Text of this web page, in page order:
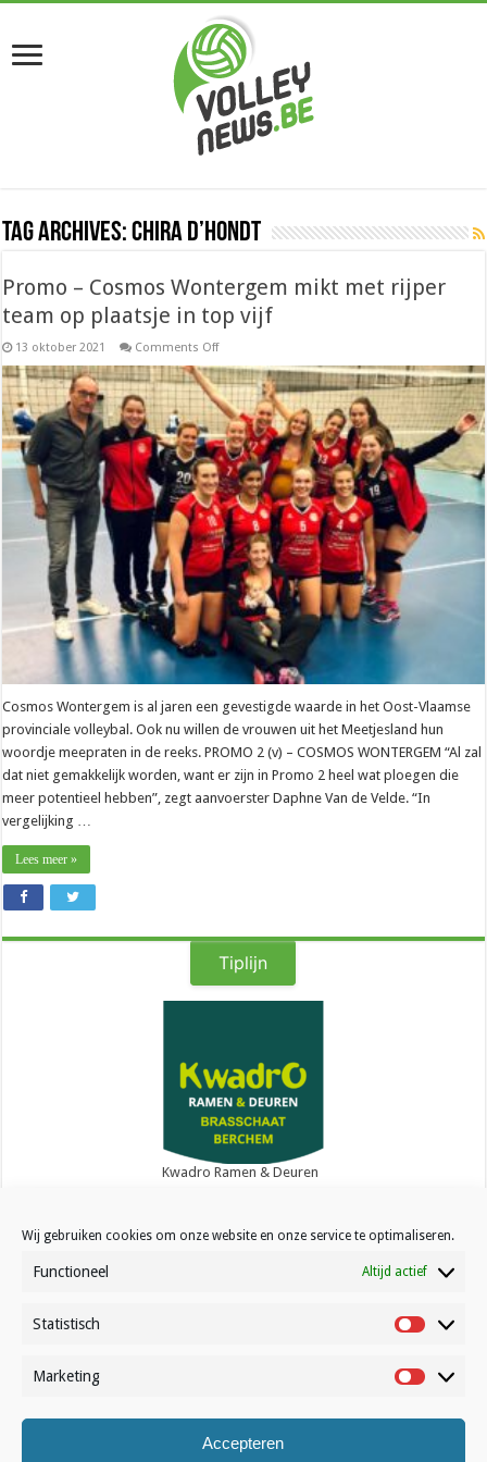
Wij gebruiken cookies om onze website en onze service te optimaliseren.
Functioneel Altijd actief
Statistisch Statistisch
Marketing
Accepteren
Tag Archives:Chira D’hondt
Promo – Cosmos Wontergem mikt met rijper
team op plaatsje in top vijf
13 oktober 2021 Comments Offon
–
Cosmos
Wontergem
mikt
met
rijper
team
op
plaatsje
in
top
vijf
Cosmos Wontergem is al jaren een gevestigde waarde in het Oost-Vlaamse
provinciale volleybal. Ook nu willen de vrouwen uit het Meetjesland hun
woordje meepraten in de reeks. PROMO 2 (v) – COSMOS WONTERGEM “Al zal
dat niet gemakkelijk worden, want er zijn in Promo 2 heel wat ploegen die
meer potentieel hebben”, zegt aanvoerster Daphne Van de Velde. “In
vergelijking …
Lees meer »
Tiplijn
Kwadro Ramen & Deuren
Contact